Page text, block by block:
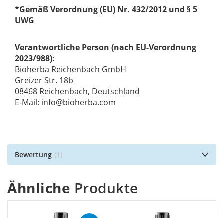
*Gemäß Verordnung (EU) Nr. 432/2012 und § 5
UWG
Verantwortliche Person (nach EU-Verordnung
2023/988):
Bioherba Reichenbach GmbH
Greizer Str. 18b
08468 Reichenbach, Deutschland
E-Mail: info@bioherba.com
Bewertung 1
Ähnliche Produkte